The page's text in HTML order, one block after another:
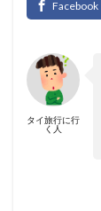
タイ旅行に行
く人